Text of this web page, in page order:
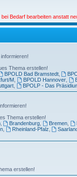
Bedarf bearbeiten anstatt
Thema erstellen!
BPOLD Bad Bramstedt,
M, BPOLD Hannover,
, BPOLP - Das
Thema erstellen!
, Brandenburg Bremen
, Rheinland-Pfalz
erstellen!